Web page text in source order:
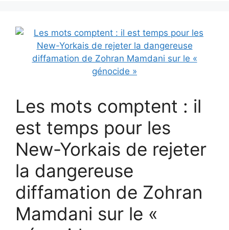
Les mots comptent : il
est temps pour les
New-Yorkais de rejeter
la dangereuse
diffamation de Zohran
Mamdani sur le «